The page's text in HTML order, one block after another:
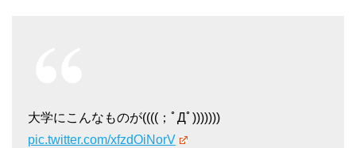
大学にこんなものが((((；ﾟДﾟ)))))))
pic.twitter.com/xfzdOiNorV